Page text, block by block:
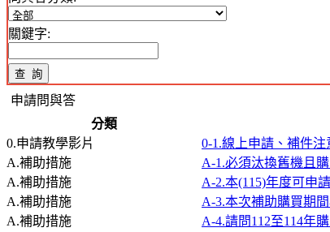
關鍵字:
申請問與答
分類
0.申請教學影片
0-1.線上申請、補件注
A.補助措施
A-1.必須汰換舊機且
A.補助措施
A-2.本(115)年度可申
A.補助措施
A-3.本次補助購買期
A.補助措施
A-4.請問112至114年